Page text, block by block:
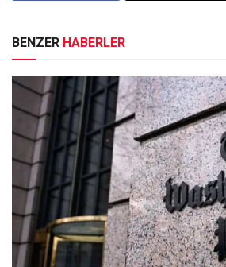
BENZER HABERLER